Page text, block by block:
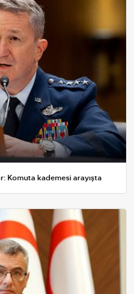
Komuta kademesi arayışta